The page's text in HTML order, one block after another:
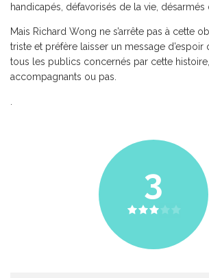
handicapés, défavorisés de la vie, désarmés
Mais Richard Wong ne s’arrête pas à cette
triste et préfère laisser un message d’espoir
tous les publics concernés par cette histoire,
accompagnants ou pas.
3